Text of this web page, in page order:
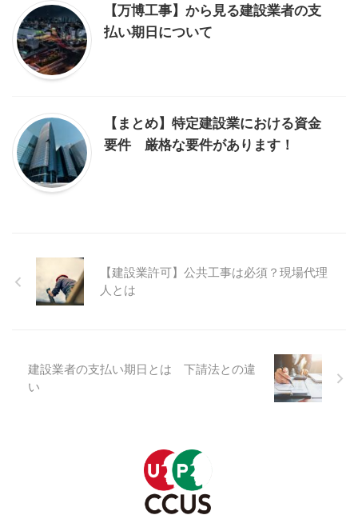
【万博工事】から見る建設業者の支
払い期日について
【まとめ】特定建設業における資金
要件 厳格な要件があります！
【建設業許可】公共工事は必須？現場代理
人とは
建設業者の支払い期日とは 下請法との違
い